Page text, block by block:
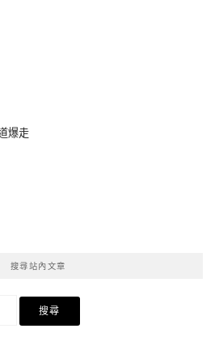
爆走
搜尋站內文章